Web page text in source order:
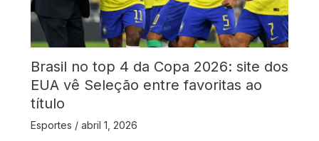
Brasil no top 4 da Copa 2026: site dos
EUA vê Seleção entre favoritas ao
título
Esportes / abril 1, 2026